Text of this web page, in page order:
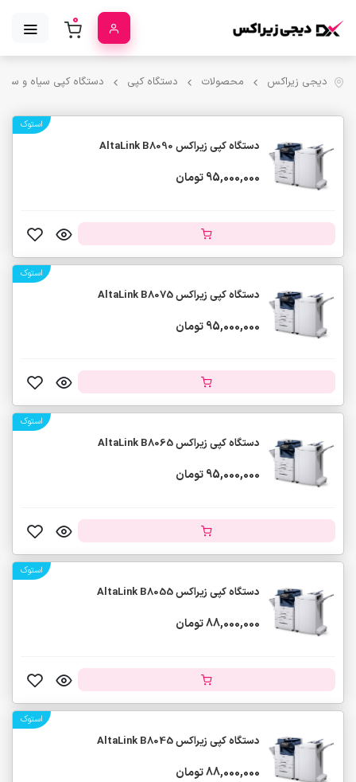
0
دیجی زیراکس محصولات دستگاه کپی دستگاه کپی سیاه و
استوک
دستگاه کپی زیراکس AltaLink B8090
95,000,000 تومان
استوک
دستگاه کپی زیراکس AltaLink B8075
95,000,000 تومان
استوک
دستگاه کپی زیراکس AltaLink B8065
95,000,000 تومان
استوک
دستگاه کپی زیراکس AltaLink B8055
88,000,000 تومان
استوک
دستگاه کپی زیراکس AltaLink B8045
88,000,000 تومان